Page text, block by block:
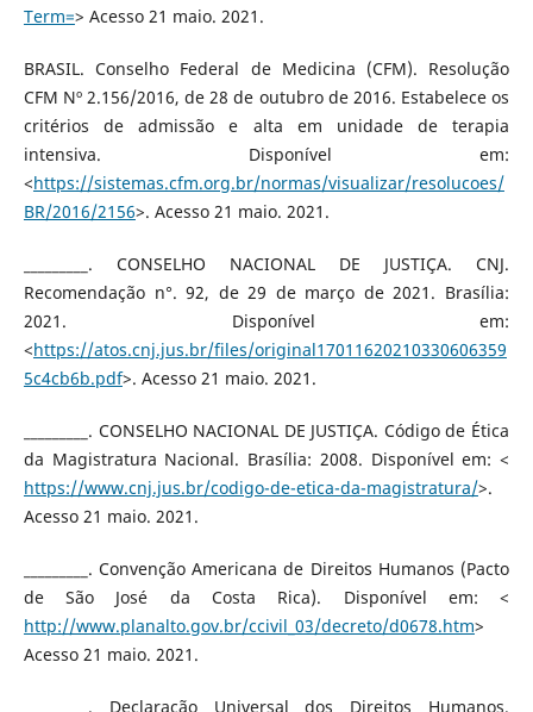
Term=> Acesso 21 maio. 2021.
BRASIL. Conselho Federal de Medicina (CFM). Resolução
CFM Nº 2.156/2016, de 28 de outubro de 2016. Estabelece os
critérios de admissão e alta em unidade de terapia
intensiva. Disponível em:
<https://sistemas.cfm.org.br/normas/visualizar/resolucoes/
BR/2016/2156>. Acesso 21 maio. 2021.
_________. CONSELHO NACIONAL DE JUSTIÇA. CNJ.
Recomendação n°. 92, de 29 de março de 2021. Brasília:
2021. Disponível em:
<https://atos.cnj.jus.br/files/original17011620210330606359
5c4cb6b.pdf>. Acesso 21 maio. 2021.
_________. CONSELHO NACIONAL DE JUSTIÇA. Código de Ética
da Magistratura Nacional. Brasília: 2008. Disponível em: <
https://www.cnj.jus.br/codigo-de-etica-da-magistratura/>.
Acesso 21 maio. 2021.
_________. Convenção Americana de Direitos Humanos (Pacto
de São José da Costa Rica). Disponível em: <
http://www.planalto.gov.br/ccivil_03/decreto/d0678.htm>
Acesso 21 maio. 2021.
_________. Declaração Universal dos Direitos Humanos.